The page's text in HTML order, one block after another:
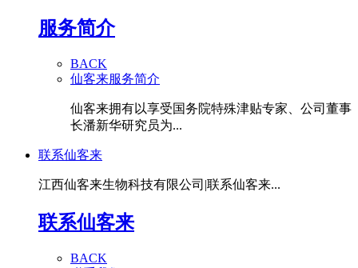
服务简介
BACK
仙客来服务简介
仙客来拥有以享受国务院特殊津贴专家、公司董事
长潘新华研究员为...
联系仙客来
江西仙客来生物科技有限公司|联系仙客来...
联系仙客来
BACK